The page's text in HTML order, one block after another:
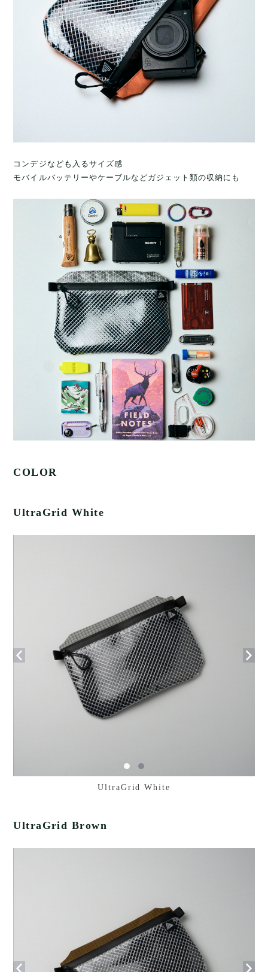
コンデジなども入るサイズ感
モバイルバッテリーやケーブルなどガジェット類の収納にも
COLOR
UltraGrid White
UltraGrid White
UltraGrid Brown